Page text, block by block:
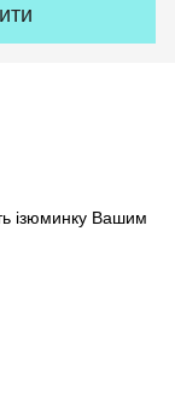
ізюминку Вашим